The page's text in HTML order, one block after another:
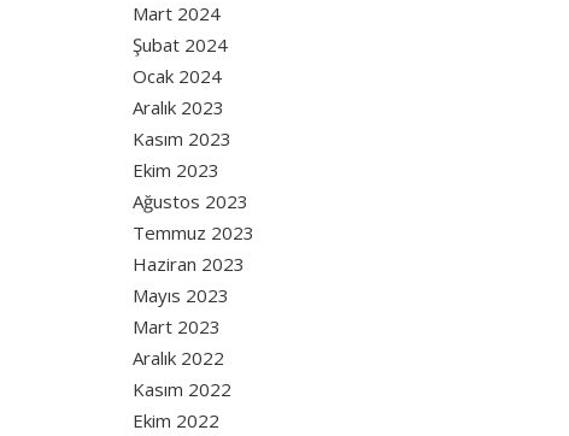
Mart 2024
Şubat 2024
Ocak 2024
Aralık 2023
Kasım 2023
Ekim 2023
Ağustos 2023
Temmuz 2023
Haziran 2023
Mayıs 2023
Mart 2023
Aralık 2022
Kasım 2022
Ekim 2022